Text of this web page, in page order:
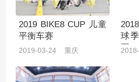
2019 BIKE8 CUP 儿童
平衡车赛
2019-03-24 重庆
球
国）